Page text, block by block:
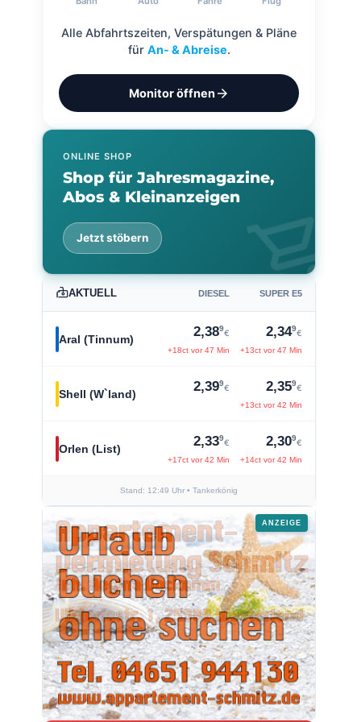
Alle Abfahrtszeiten, Verspätungen & Pläne
für An- & Abreise.
Monitor öffnen arrow_forward
shopping_cart
ONLINE SHOP
Shop für Jahresmagazine,
Abos & Kleinanzeigen
Jetzt stöbern
AKTUELL DIESEL SUPER E5
Aral (Tinnum) 2,389
€
+18ct vor 47 Min
2,349
€
+13ct vor 47 Min
Shell (W`land) 2,399
€ 2,359
€
+13ct vor 42 Min
Orlen (List) 2,339
€
+17ct vor 42 Min
2,309
€
+14ct vor 42 Min
Stand: 12:49 Uhr • Tankerkönig